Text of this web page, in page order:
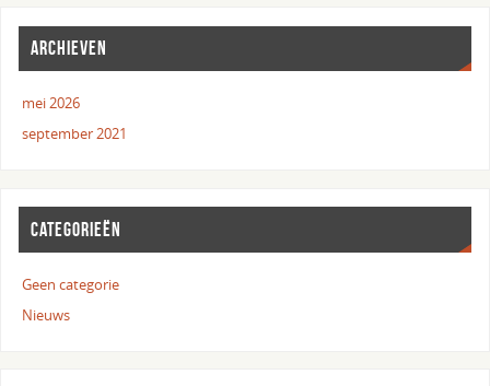
ARCHIEVEN
mei 2026
september 2021
CATEGORIEËN
Geen categorie
Nieuws